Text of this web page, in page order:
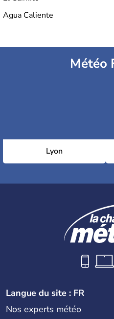
Agua Caliente
Météo
Lyon
Langue du site : FR
Nos experts météo